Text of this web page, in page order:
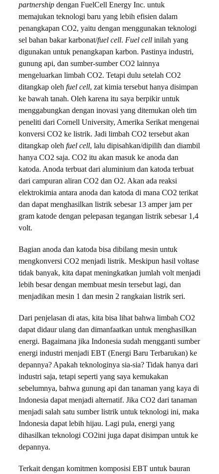
partnership dengan FuelCell Energy Inc. untuk
memajukan teknologi baru yang lebih efisien dalam
penangkapan CO2, yaitu dengan menggunakan teknologi
sel bahan bakar karbonat/fuel cell. Fuel cell inilah yang
digunakan untuk penangkapan karbon. Pastinya industri,
gunung api, dan sumber-sumber CO2 lainnya
mengeluarkan limbah CO2. Tetapi dulu setelah CO2
ditangkap oleh fuel cell, zat kimia tersebut hanya disimpan
ke bawah tanah. Oleh karena itu saya berpikir untuk
menggabungkan dengan inovasi yang ditemukan oleh tim
peneliti dari Cornell University, Amerika Serikat mengenai
konversi CO2 ke listrik. Jadi limbah CO2 tersebut akan
ditangkap oleh fuel cell, lalu dipisahkan/dipilih dan diambil
hanya CO2 saja. CO2 itu akan masuk ke anoda dan
katoda. Anoda terbuat dari aluminium dan katoda terbuat
dari campuran aliran CO2 dan O2. Akan ada reaksi
elektrokimia antara anoda dan katoda di mana CO2 terikat
dan dapat menghasilkan listrik sebesar 13 amper jam per
gram katode dengan pelepasan tegangan listrik sebesar 1,4
volt.
Bagian anoda dan katoda bisa dibilang mesin untuk
mengkonversi CO2 menjadi listrik. Meskipun hasil voltase
tidak banyak, kita dapat meningkatkan jumlah volt menjadi
lebih besar dengan membuat mesin tersebut lagi, dan
menjadikan mesin 1 dan mesin 2 rangkaian listrik seri.
Dari penjelasan di atas, kita bisa lihat bahwa limbah CO2
dapat didaur ulang dan dimanfaatkan untuk menghasilkan
energi. Bagaimana jika Indonesia sudah mengganti sumber
energi industri menjadi EBT (Energi Baru Terbarukan) ke
depannya? Apakah teknologinya sia-sia? Tidak hanya dari
industri saja, tetapi seperti yang saya kemukakan
sebelumnya, bahwa gunung api dan tanaman yang kaya di
Indonesia dapat menjadi alternatif. Jika CO2 dari tanaman
menjadi salah satu sumber listrik untuk teknologi ini, maka
Indonesia dapat lebih hijau. Lagi pula, energi yang
dihasilkan teknologi CO2ini juga dapat disimpan untuk ke
depannya.
Terkait dengan komitmen komposisi EBT untuk bauran